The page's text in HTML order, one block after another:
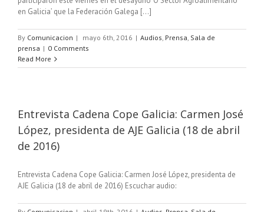
en Galicia’ que la Federación Galega [...]
By Comunicacion | mayo 6th, 2016 | Audios, Prensa, Sala de
prensa | 0 Comments
Read More
Entrevista Cadena Cope Galicia: Carmen José
López, presidenta de AJE Galicia (18 de abril
de 2016)
Entrevista Cadena Cope Galicia: Carmen José López, presidenta de
AJE Galicia (18 de abril de 2016) Escuchar audio: